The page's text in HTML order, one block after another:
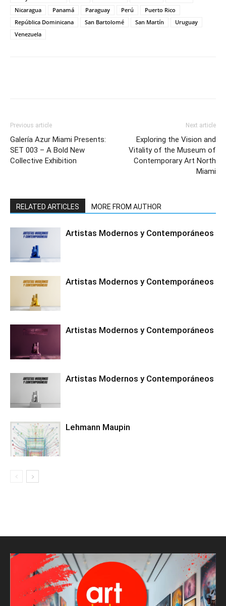
Nicaragua
Panamá Paraguay Perú
Puerto Rico
República Dominicana
San Bartolomé San Martín
Uruguay
Venezuela
Previous article
Galería Azur Miami Presents:
SET 003 – A Bold New
Collective Exhibition
Next article
Exploring the Vision and
Vitality of the Museum of
Contemporary Art North
Miami
RELATED ARTICLES MORE FROM AUTHOR
Artistas Modernos y Contemporáneos
Artistas Modernos y Contemporáneos
Artistas Modernos y Contemporáneos
Artistas Modernos y Contemporáneos
Lehmann Maupin